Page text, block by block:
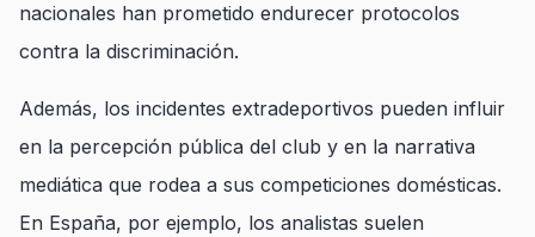
nacionales han prometido endurecer protocolos
contra la discriminación.
Además, los incidentes extradeportivos pueden influir
en la percepción pública del club y en la narrativa
mediática que rodea a sus competiciones domésticas.
En España, por ejemplo, los analistas suelen